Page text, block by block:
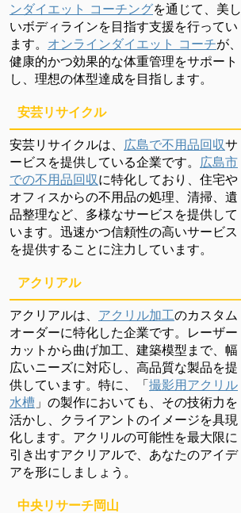
ンダイエット コーチングを通じて、美し
いボディラインを目指す支援を行ってい
ます。 オンラインダイエット コーチが、
健康的かつ効果的な体重管理をサポート
し、理想の体型達成を目指します。
安芸リサイクル
安芸リサイクルは、 広島で不用品回収サ
ービスを提供している企業です。 広島市
での不用品回収に特化しており、住宅や
オフィスからの不用品の処理、清掃、遺
品整理など、多様なサービスを提供して
います。迅速かつ信頼性の高いサービス
を提供することに注力しています。
アクリアル
アクリアルは、 アクリル加工のカスタム
オーダーに特化した企業です。レーザー
カットから曲げ加工、建築模型まで、幅
広いニーズに対応し、高品質な製品を提
供しています。特に、「撮影用アクリル
水槽 」の製作においても、その技術力を
活かし、クライアントのイメージを具現
化します。アクリルの可能性を最大限に
引き出すアクリアルで、あなたのアイデ
アを形にしましょう。
中央リサーチ岡山